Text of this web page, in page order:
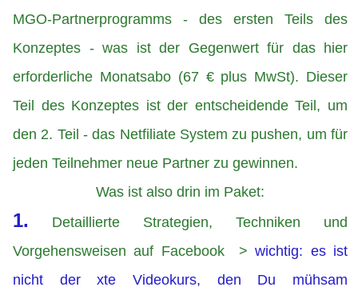
MGO-Partnerprogramms - des ersten Teils des
Konzeptes - was ist der Gegenwert für das hier
erforderliche Monatsabo (67 € plus MwSt). Dieser
Teil des Konzeptes ist der entscheidende Teil, um
den 2. Teil - das Netfiliate System zu pushen, um für
jeden Teilnehmer neue Partner zu gewinnen.
Was ist also drin im Paket:
1. Detaillierte Strategien, Techniken und
Vorgehensweisen auf Facebook >wichtig: es ist
nicht der xte Videokurs, den Du mühsam